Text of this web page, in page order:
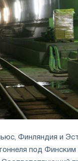
Финляндия и
под